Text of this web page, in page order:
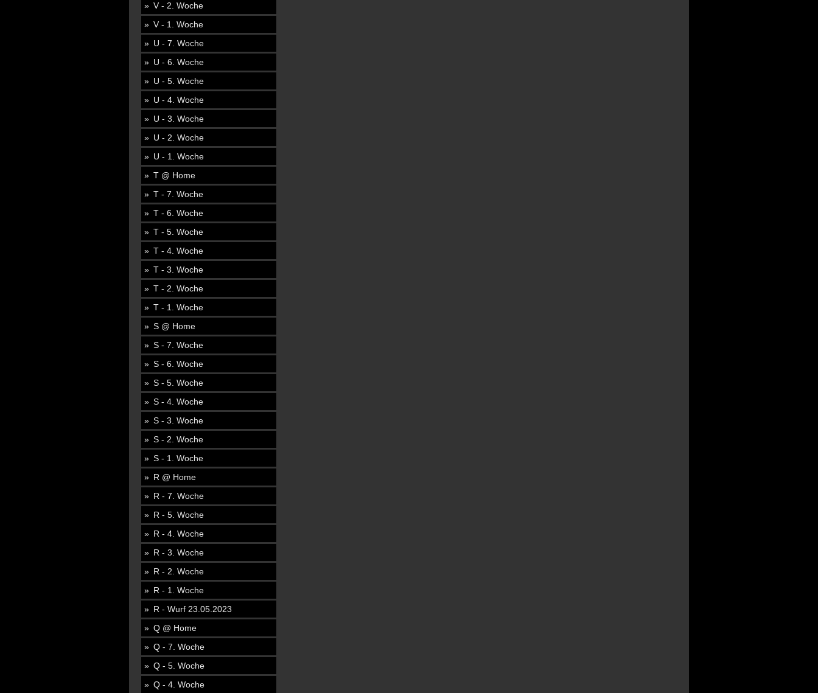
V - 2. Woche
V - 1. Woche
U - 7. Woche
U - 6. Woche
U - 5. Woche
U - 4. Woche
U - 3. Woche
U - 2. Woche
U - 1. Woche
T @ Home
T - 7. Woche
T - 6. Woche
T - 5. Woche
T - 4. Woche
T - 3. Woche
T - 2. Woche
T - 1. Woche
S @ Home
S - 7. Woche
S - 6. Woche
S - 5. Woche
S - 4. Woche
S - 3. Woche
S - 2. Woche
S - 1. Woche
R @ Home
R - 7. Woche
R - 5. Woche
R - 4. Woche
R - 3. Woche
R - 2. Woche
R - 1. Woche
R - Wurf 23.05.2023
Q @ Home
Q - 7. Woche
Q - 5. Woche
Q - 4. Woche